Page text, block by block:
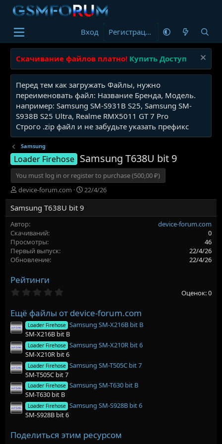
Вход Регистрация
Скачивание файлов платно! Купить Доступ
Перед тем как загружать Файлы, нужно
переименовать файл: Название Бренда, Модель.
например: Samsung SM-S931B S25, Samsung SM-
S938B S25 Ultra, Realme RMX5011 GT 7 Pro
Строго .zip файл и не забудьте указать префикс
Samsung
Loader Firehose Samsung T638U bit 9
You must log in or register to purchase (500,00 ₽)
А
в
т
о
р
device-forum.com
Д
а
а
22/4/26
Samsung T638U bit 9
Автор
device-forum.com
Скачиваний
0
Просмотры
46
Первый выпуск
22/4/26
Обновление
22/4/26
Рейтинги
0
з
в
ё
з
д
Оценок: 0
Ещё файлы от device-forum.com
Loader Firehose Samsung SM-X216B bit B
SM-X216B bit B
Loader Firehose Samsung SM-X210R bit 6
SM-X210R bit 6
Loader Firehose Samsung SM-T505C bit 7
SM-T505C bit 7
Loader Firehose Samsung SM-T630 bit B
SM-T630 bit B
Loader Firehose Samsung SM-S928B bit 6
SM-S928B bit 6
Поделиться этим ресурсом